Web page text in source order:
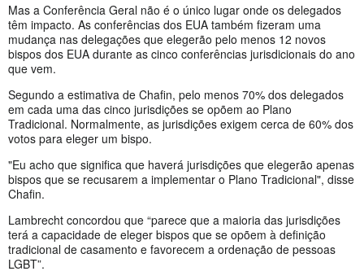
Mas a Conferência Geral não é o único lugar onde os delegados
têm impacto. As conferências dos EUA também fizeram uma
mudança nas delegações que elegerão pelo menos 12 novos
bispos dos EUA durante as cinco conferências jurisdicionais do ano
que vem.
Segundo a estimativa de Chafin, pelo menos 70% dos delegados
em cada uma das cinco jurisdições se opõem ao Plano
Tradicional. Normalmente, as jurisdições exigem cerca de 60% dos
votos para eleger um bispo.
"Eu acho que significa que haverá jurisdições que elegerão apenas
bispos que se recusarem a implementar o Plano Tradicional", disse
Chafin.
Lambrecht concordou que “parece que a maioria das jurisdições
terá a capacidade de eleger bispos que se opõem à definição
tradicional de casamento e favorecem a ordenação de pessoas
LGBT”.